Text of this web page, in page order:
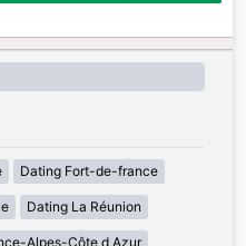
Dating Fort-de-france
Dating La Réunion
Alpes-Côte d Azur